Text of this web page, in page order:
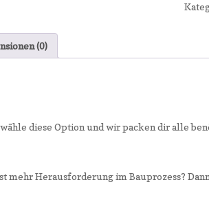
(0)
diese Option und wir packen dir alle
mehr Herausforderung im Bauprozess?